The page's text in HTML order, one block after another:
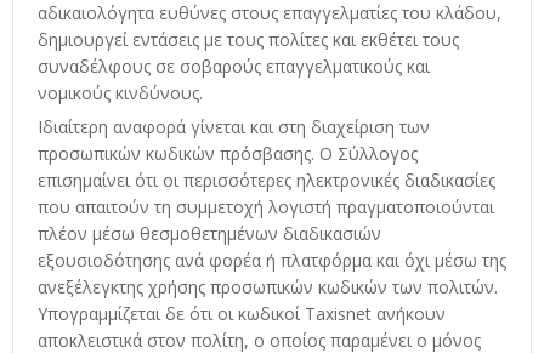
αδικαιολόγητα ευθύνες στους επαγγελματίες του κλάδου,
δημιουργεί εντάσεις με τους πολίτες και εκθέτει τους
συναδέλφους σε σοβαρούς επαγγελματικούς και
νομικούς κινδύνους.
Ιδιαίτερη αναφορά γίνεται και στη διαχείριση των
προσωπικών κωδικών πρόσβασης. Ο Σύλλογος
επισημαίνει ότι οι περισσότερες ηλεκτρονικές διαδικασίες
που απαιτούν τη συμμετοχή λογιστή πραγματοποιούνται
πλέον μέσω θεσμοθετημένων διαδικασιών
εξουσιοδότησης ανά φορέα ή πλατφόρμα και όχι μέσω της
ανεξέλεγκτης χρήσης προσωπικών κωδικών των πολιτών.
Υπογραμμίζεται δε ότι οι κωδικοί Taxisnet ανήκουν
αποκλειστικά στον πολίτη, ο οποίος παραμένει ο μόνος